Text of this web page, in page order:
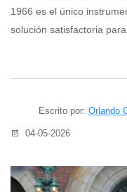
1966 es el único
solución satisfactoria
Escrito por: Orlando
04-05-2026